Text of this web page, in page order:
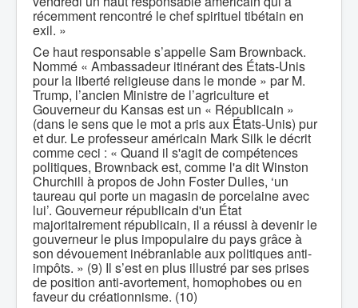
récemment rencontré le chef spirituel tibétain en
exil. »
Ce haut responsable s’appelle Sam Brownback.
Nommé « Ambassadeur itinérant des États-Unis
pour la liberté religieuse dans le monde » par M.
Trump, l’ancien Ministre de l’agriculture et
Gouverneur du Kansas est un « Républicain »
(dans le sens que le mot a pris aux États-Unis) pur
et dur. Le professeur américain Mark Silk le décrit
comme ceci : « Quand il s'agit de compétences
politiques, Brownback est, comme l'a dit Winston
Churchill à propos de John Foster Dulles, ‘un
taureau qui porte un magasin de porcelaine avec
lui’. Gouverneur républicain d'un État
majoritairement républicain, il a réussi à devenir le
gouverneur le plus impopulaire du pays grâce à
son dévouement inébranlable aux politiques anti-
impôts. » (9) Il s’est en plus illustré par ses prises
de position anti-avortement, homophobes ou en
faveur du créationnisme. (10)